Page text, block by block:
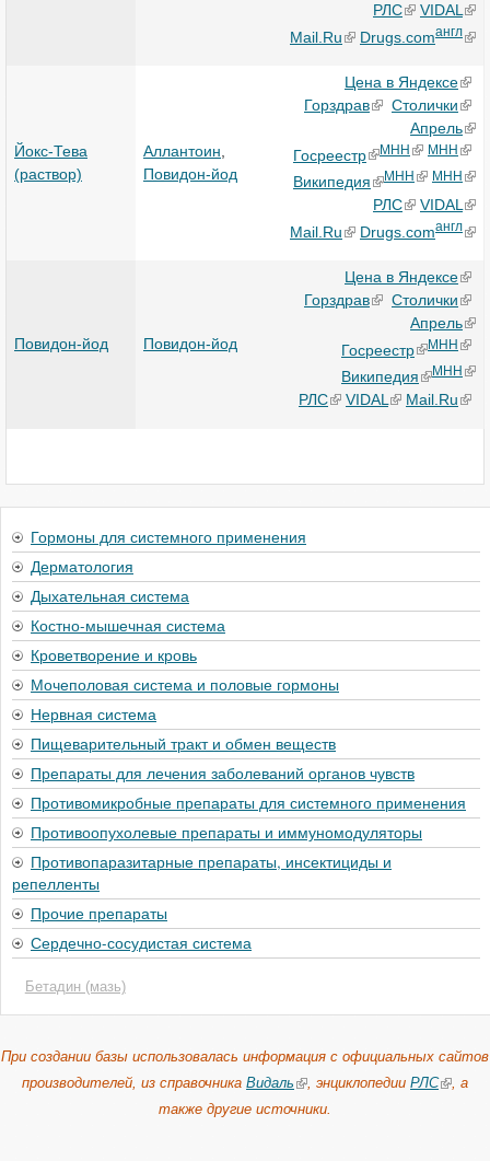
РЛС
VIDAL
Mail.Ru
Drugs.comангл
Йокс-Тева
(раствор)
Аллантоин
Повидон-йод
Цена в Яндексе
Горздрав
Столички
Апрель
Госреестр
МНН МНН
Википедия МНН МНН
РЛС
VIDAL
Mail.Ru
Drugs.comангл
Повидон-йод Повидон-йод
Цена в Яндексе
Горздрав
Столички
Апрель
Госреестр
МНН
Википедия МНН
РЛС VIDAL Mail.Ru
Гормоны для системного применения
Дерматология
Дыхательная система
Костно-мышечная система
Кроветворение и кровь
Мочеполовая система и половые гормоны
Нервная система
Пищеварительный тракт и обмен веществ
Препараты для лечения заболеваний органов чувств
Противомикробные препараты для системного применения
Противоопухолевые препараты и иммуномодуляторы
Противопаразитарные препараты, инсектициды и
репелленты
Прочие препараты
Сердечно-сосудистая система
Бетадин (мазь)
При создании базы использовалась информация с официальных сайтов
производителей, из справочника Видаль , энциклопедии РЛС
, а
также другие источники.